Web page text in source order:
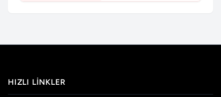
HIZLI LINKLER